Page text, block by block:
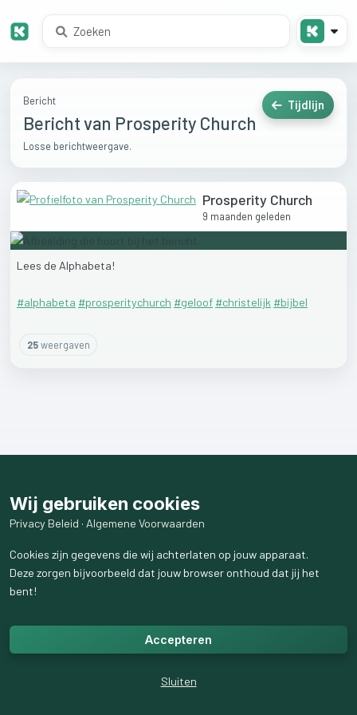
Bericht
Bericht van Prosperity Church
Losse berichtweergave.
Tijdlijn
Prosperity Church
9 maanden geleden
Lees de Alphabeta!
#alphabeta #prosperitychurch #geloof #christelijk #bijbel
25weergaven
Wij gebruiken cookies
Privacy Beleid · Algemene Voorwaarden
Cookies zijn gegevens die wij achterlaten op jouw apparaat.
Deze zorgen bijvoorbeeld dat jouw browser onthoud dat jij het
bent!
Accepteren
Sluiten